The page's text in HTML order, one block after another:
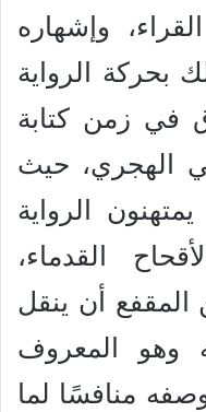
وإشهاره
بحركة الرواية
في زمن كتابة
الهجري، حيث
الرواية
القدماء،
المقفع أن ينقل
وهو المعروف
منافسًا لما